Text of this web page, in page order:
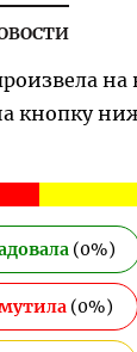
на
кнопку
(0%)
(0%)